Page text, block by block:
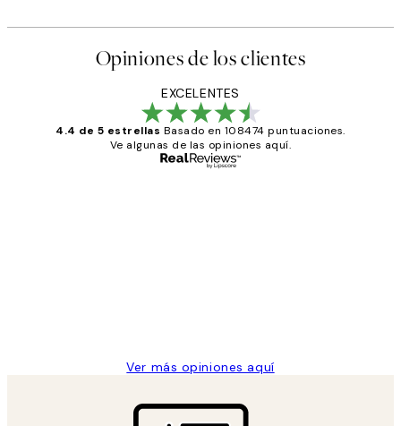
Opiniones de los clientes
EXCELENTES
4.4 de 5 estrellas Basado en 108474 puntuaciones.
Ve algunas de las opiniones aquí.
Ver más opiniones aquí